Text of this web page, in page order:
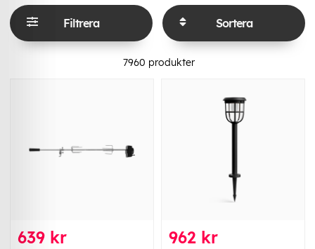
Filtrera Sortera
7960 produkter
639 kr 962 kr